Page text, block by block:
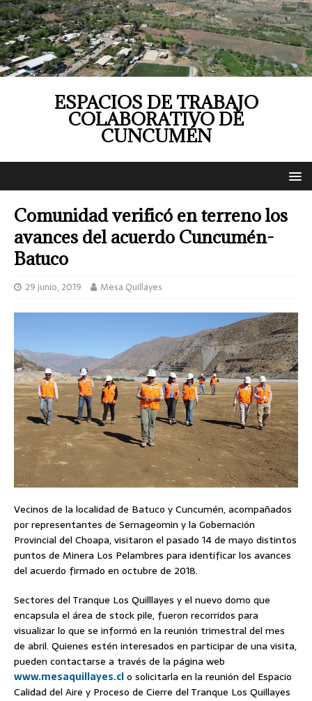
ESPACIOS DE TRABAJO
COLABORATIVO DE
CUNCUMÉN
Comunidad verificó en terreno los
avances del acuerdo Cuncumén-
Batuco
29 junio, 2019 Mesa Quillayes
Vecinos de la localidad de Batuco y Cuncumén, acompañados
por representantes de Sernageomin y la Gobernación
Provincial del Choapa, visitaron el pasado 14 de mayo distintos
puntos de Minera Los Pelambres para identificar los avances
del acuerdo firmado en octubre de 2018.
Sectores del Tranque Los Quilllayes y el nuevo domo que
encapsula el área de stock pile, fueron recorridos para
visualizar lo que se informó en la reunión trimestral del mes
de abril. Quienes estén interesados en participar de una visita,
pueden contactarse a través de la página web
www.mesaquillayes.clo solicitarla en la reunión del Espacio
Calidad del Aire y Proceso de Cierre del Tranque Los Quillayes